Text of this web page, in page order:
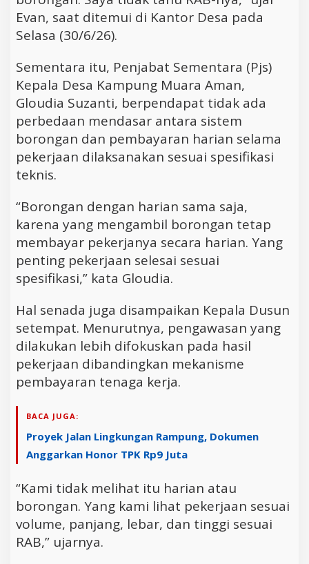
Evan, saat ditemui di Kantor Desa pada
Selasa (30/6/26).
Sementara itu, Penjabat Sementara (Pjs)
Kepala Desa Kampung Muara Aman,
Gloudia Suzanti, berpendapat tidak ada
perbedaan mendasar antara sistem
borongan dan pembayaran harian selama
pekerjaan dilaksanakan sesuai spesifikasi
teknis.
“Borongan dengan harian sama saja,
karena yang mengambil borongan tetap
membayar pekerjanya secara harian. Yang
penting pekerjaan selesai sesuai
spesifikasi,” kata Gloudia.
Hal senada juga disampaikan Kepala Dusun
setempat. Menurutnya, pengawasan yang
dilakukan lebih difokuskan pada hasil
pekerjaan dibandingkan mekanisme
pembayaran tenaga kerja.
BACA JUGA:
Proyek Jalan Lingkungan Rampung, Dokumen
Anggarkan Honor TPK Rp9 Juta
“Kami tidak melihat itu harian atau
borongan. Yang kami lihat pekerjaan sesuai
volume, panjang, lebar, dan tinggi sesuai
RAB,” ujarnya.